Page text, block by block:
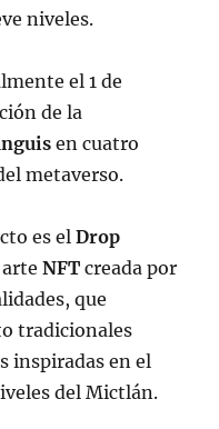
niveles.
el 1 de
de la
en cuatro
metaverso.
es elDrop
arteNFT creada por
que
tradicionales
inspiradas en el
del Mictlán.